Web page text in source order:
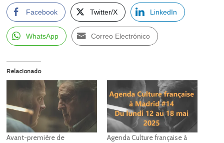
Facebook Twitter/X LinkedIn
WhatsApp Correo Electrónico
Relacionado
Avant-première de
Agenda Culture française à